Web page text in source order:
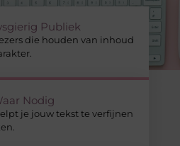
dat te delen – met
helpt om jouw bijdrage
te laten komen.
Publiek
die houden van inhoud
Nodig
je jouw tekst te verfijnen